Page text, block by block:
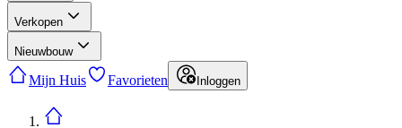
Verkopen
Nieuwbouw
Mijn Huis Favorieten Inloggen